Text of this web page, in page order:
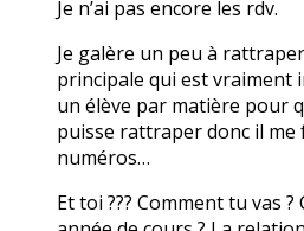
Je n’ai pas encore les rdv.
Je galère un peu à
principale qui est vraiment
un élève par matière pour
puisse rattraper donc il
numéros…
Et toi ??? Comment tu vas